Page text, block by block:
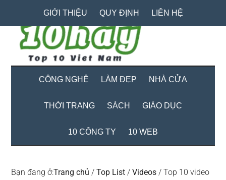
content
secondary
menu
primary
sidebar
GIỚI THIỆU QUY ĐỊNH LIÊN HỆ
CÔNG NGHỆ LÀM ĐẸP NHÀ CỬA
THỜI TRANG SÁCH GIÁO DỤC
10 CÔNG TY 10 WEB
Bạn đang ở:Trang chủ / Top List / Videos / Top 10 video